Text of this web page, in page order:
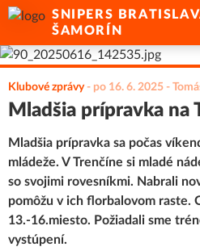
SNIPERS
ŠAMORÍN
Klubové zprávy- po 16. 6. 2025 -
Mladšia prípravka na
Mladšia prípravka sa počas
mládeže. V Trenčíne si mladé
so svojimi rovesníkmi. Nabrali
pomôžu v ich florbalovom raste.
13.-16.miesto. Požiadali sme
vystúpení.